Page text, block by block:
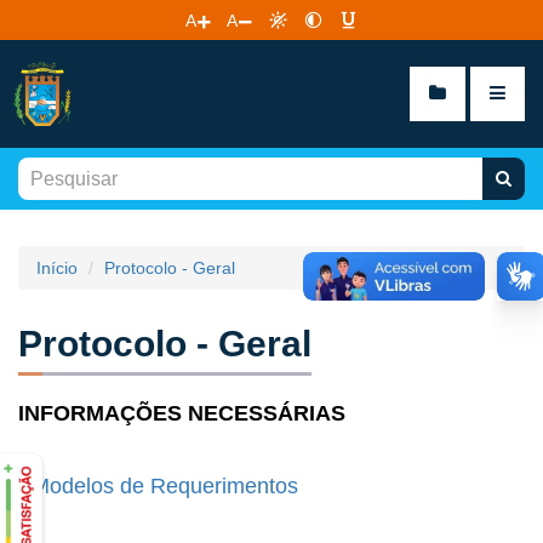
A A
Início Protocolo - Geral
Protocolo - Geral
INFORMAÇÕES NECESSÁRIAS
- Modelos de Requerimentos